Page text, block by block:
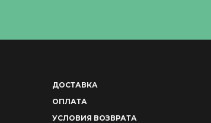
ДОСТАВКА
ОПЛАТА
УСЛОВИЯ ВОЗВРАТА